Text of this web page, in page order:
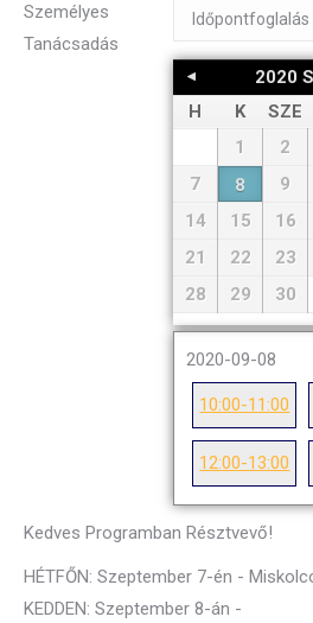
Személyes
Tanácsadás
2020
H
K SZE
1
2
7
8 9
14
15 16
21
22 23
28
29 30
2020-09-08
10:00-11:00
12:00-13:00
Kedves Programban Résztvevő!
HÉTFŐN: Szeptember 7-én -
KEDDEN: Szeptember 8-án -